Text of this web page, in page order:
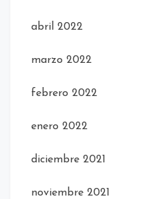
abril 2022
marzo 2022
febrero 2022
enero 2022
diciembre 2021
noviembre 2021